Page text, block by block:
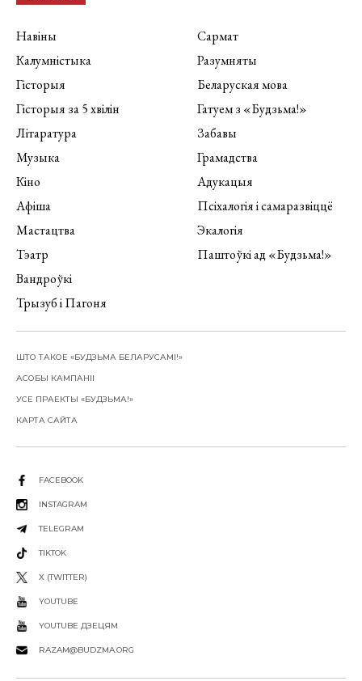
Навіны
Калумністыка
Гісторыя
Гісторыя за 5 хвілін
Літаратура
Музыка
Кіно
Афіша
Мастацтва
Тэатр
Вандроўкі
Трызуб і Пагоня
Сармат
Разумняты
Беларуская мова
Гатуем з «Будзьма!»
Забавы
Грамадства
Адукацыя
Псіхалогія і самаразвіццё
Экалогія
Паштоўкі ад «Будзьма!»
ШТО ТАКОЕ «БУДЗЬМА БЕЛАРУСАМІ!»
АСОБЫ КАМПАНІІ
УСЕ ПРАЕКТЫ «БУДЗЬМА!»
КАРТА САЙТА
FACEBOOK
INSTAGRAM
TELEGRAM
TIKTOK
X (TWITTER)
YOUTUBE
YOUTUBE ДЗЕЦЯМ
RAZAM@BUDZMA.ORG